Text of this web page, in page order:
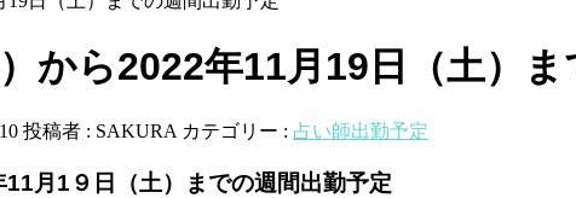
から2022年11月19日（土）
投稿者 : SAKURA カテゴリー : 占い師出勤予定
月1９日（土）までの週間出勤予定